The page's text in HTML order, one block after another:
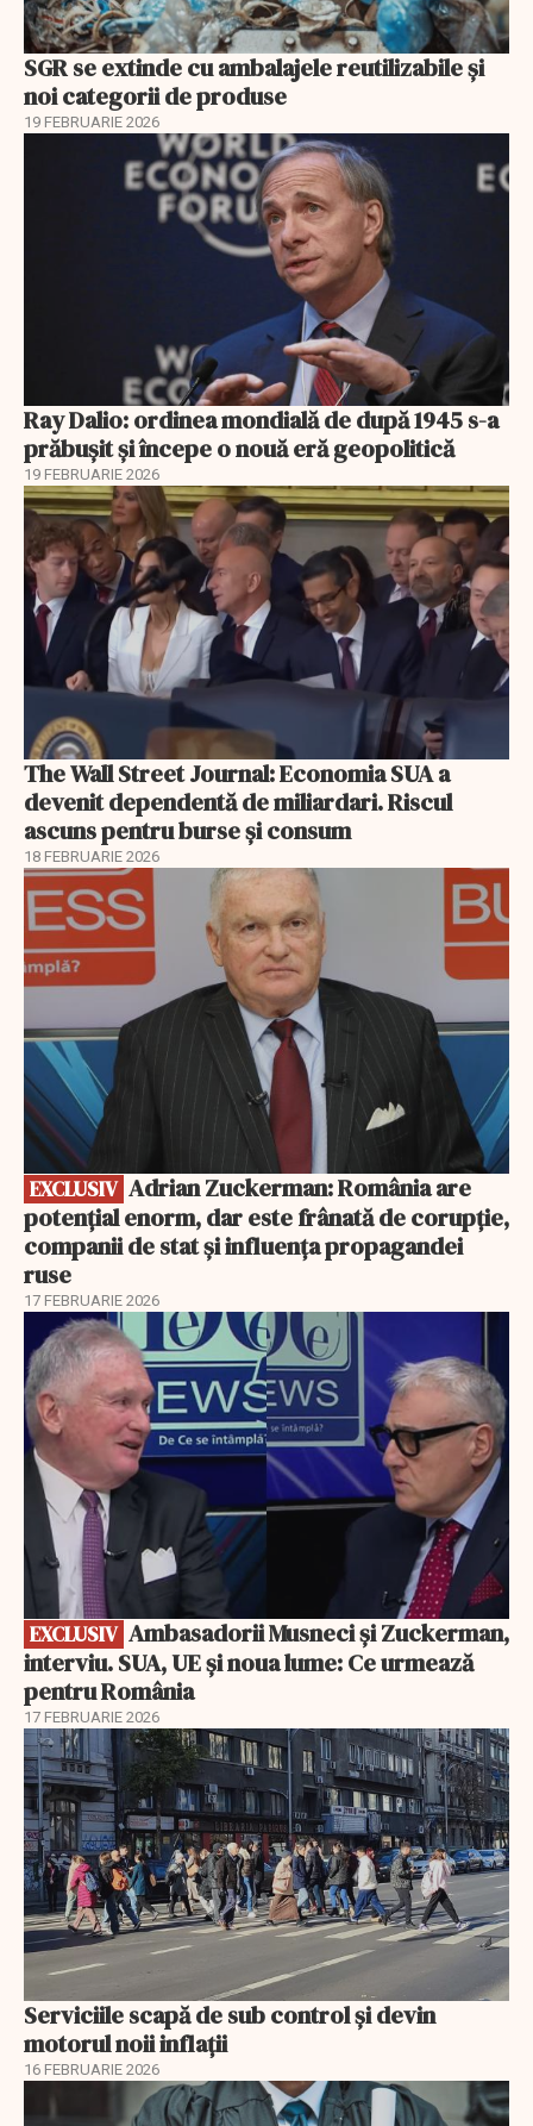
SGR se extinde cu ambalajele reutilizabile și
noi categorii de produse
19 FEBRUARIE 2026
Ray Dalio: ordinea mondială de după 1945 s-a
prăbușit și începe o nouă eră geopolitică
19 FEBRUARIE 2026
The Wall Street Journal: Economia SUA a
devenit dependentă de miliardari. Riscul
ascuns pentru burse și consum
18 FEBRUARIE 2026
EXCLUSIV
EXCLUSIV
potențial enorm, dar este frânată de corupție,
companii de stat și influența propagandei
ruse
17 FEBRUARIE 2026
EXCLUSIV
EXCLUSIV
interviu. SUA, UE și noua lume: Ce urmează
pentru România
17 FEBRUARIE 2026
Serviciile scapă de sub control și devin
motorul noii inflații
16 FEBRUARIE 2026